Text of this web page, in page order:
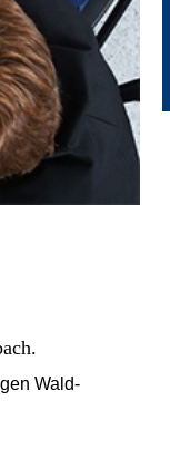
Wald-